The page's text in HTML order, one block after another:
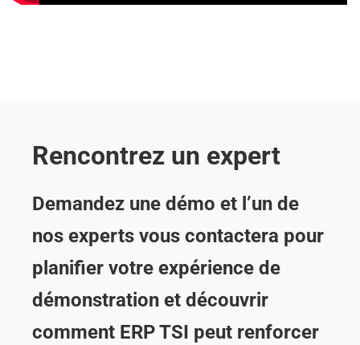
Rencontrez un expert
Demandez une démo et l’un de
nos experts vous contactera pour
planifier votre expérience de
démonstration et découvrir
comment ERP TSI peut renforcer